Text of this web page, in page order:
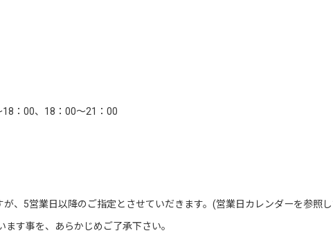
：00、18：00～21：00
、5営業日以降のご指定とさせていだきます。(営業日カレンダーを参照
す事を、あらかじめご了承下さい。